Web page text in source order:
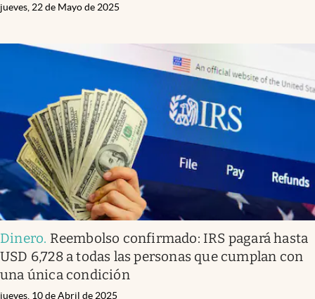
jueves, 22 de Mayo de 2025
Dinero. Reembolso confirmado: IRS pagará hasta
USD 6,728 a todas las personas que cumplan con
una única condición
jueves, 10 de Abril de 2025